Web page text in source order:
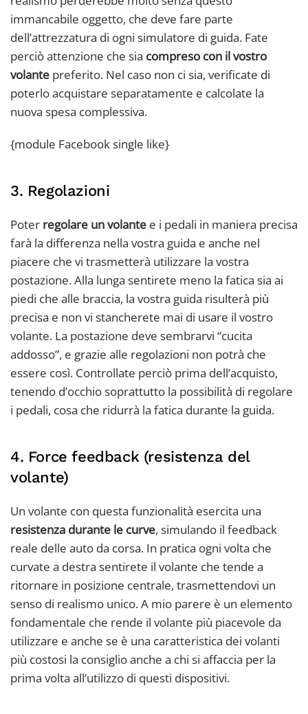
immancabile oggetto, che deve fare parte
dell’attrezzatura di ogni simulatore di guida. Fate
perciò attenzione che sia compreso con il vostro
volante preferito. Nel caso non ci sia, verificate di
poterlo acquistare separatamente e calcolate la
nuova spesa complessiva.
{module Facebook single like}
3. Regolazioni
Poter regolare un volante e i pedali in maniera precisa
farà la differenza nella vostra guida e anche nel
piacere che vi trasmetterà utilizzare la vostra
postazione. Alla lunga sentirete meno la fatica sia ai
piedi che alle braccia, la vostra guida risulterà più
precisa e non vi stancherete mai di usare il vostro
volante. La postazione deve sembrarvi “cucita
addosso”, e grazie alle regolazioni non potrà che
essere così. Controllate perciò prima dell’acquisto,
tenendo d’occhio soprattutto la possibilità di regolare
i pedali, cosa che ridurrà la fatica durante la guida.
4. Force feedback (resistenza del
volante)
Un volante con questa funzionalità esercita una
resistenza durante le curve, simulando il feedback
reale delle auto da corsa. In pratica ogni volta che
curvate a destra sentirete il volante che tende a
ritornare in posizione centrale, trasmettendovi un
senso di realismo unico. A mio parere è un elemento
fondamentale che rende il volante più piacevole da
utilizzare e anche se è una caratteristica dei volanti
più costosi la consiglio anche a chi si affaccia per la
prima volta all’utilizzo di questi dispositivi.